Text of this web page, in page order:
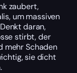
zaubert,
um massiven
daran,
stirbt, der
mehr Schaden
sie dicht